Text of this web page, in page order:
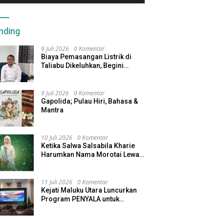
9 Juli 2026 0 Komentar
Biaya Pemasangan Listrik di
Taliabu Dikeluhkan, Begini
9 Juli 2026 0 Komentar
Gapolida; Pulau Hiri, Bahasa &
Mantra
10 Juli 2026 0 Komentar
Ketika Salwa Salsabila Kharie
Harumkan Nama Morotai Lewat
11 Juli 2026 0 Komentar
Kejati Maluku Utara Luncurkan
Program PENYALA untuk